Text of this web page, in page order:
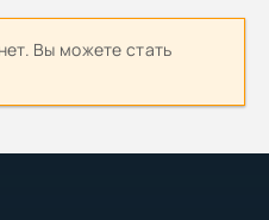
Вы можете стать